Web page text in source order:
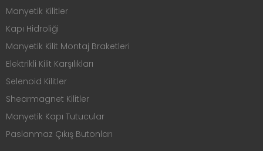
Manyetik Kilitler
Kapı Hidroliği
Manyetik Kilit Montaj Braketleri
Elektrikli Kilit Karşılıkları
Selenoid Kilitler
Shearmagnet Kilitler
Manyetik Kapı Tutucular
Paslanmaz Çıkış Butonları